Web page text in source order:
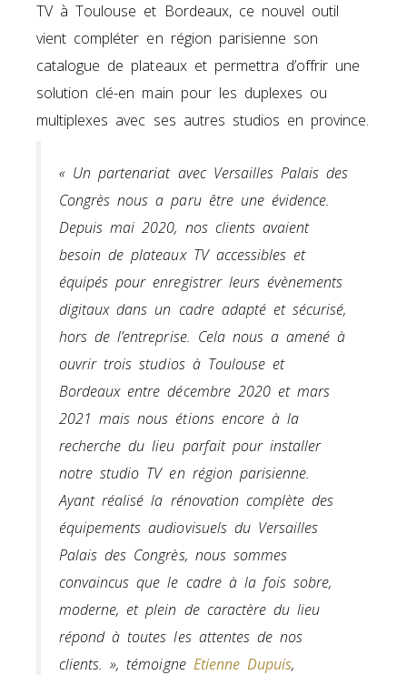
TV à Toulouse et Bordeaux, ce nouvel outil
vient compléter en région parisienne son
catalogue de plateaux et permettra d’offrir une
solution clé-en main pour les duplexes ou
multiplexes avec ses autres studios en province.
« Un partenariat avec Versailles Palais des
Congrès nous a paru être une évidence.
Depuis mai 2020, nos clients avaient
besoin de plateaux TV accessibles et
équipés pour enregistrer leurs évènements
digitaux dans un cadre adapté et sécurisé,
hors de l’entreprise. Cela nous a amené à
ouvrir trois studios à Toulouse et
Bordeaux entre décembre 2020 et mars
2021 mais nous étions encore à la
recherche du lieu parfait pour installer
notre studio TV en région parisienne.
Ayant réalisé la rénovation complète des
équipements audiovisuels du Versailles
Palais des Congrès, nous sommes
convaincus que le cadre à la fois sobre,
moderne, et plein de caractère du lieu
répond à toutes les attentes de nos
clients. », témoigne Etienne Dupuis,